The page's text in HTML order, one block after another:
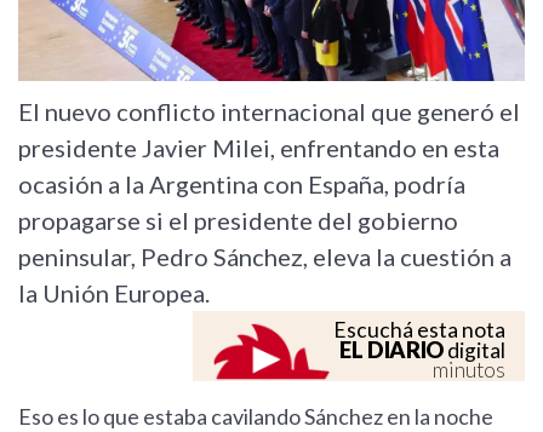
El nuevo conflicto internacional que generó el
presidente Javier Milei, enfrentando en esta
ocasión a la Argentina con España, podría
propagarse si el presidente del gobierno
peninsular, Pedro Sánchez, eleva la cuestión a
la Unión Europea.
Escuchá esta nota
EL DIARIOdigital
minutos
Eso es lo que estaba cavilando Sánchez en la noche